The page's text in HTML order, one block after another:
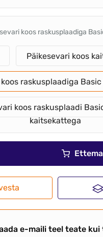
koos raskusplaadiga
Päikesevari koos
raskusplaadiga
koos raskusplaadi
kaitsekattega
e-maili teel teate kui